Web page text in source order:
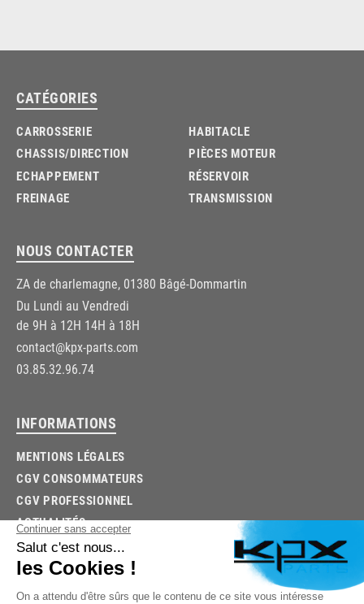
CATÉGORIES
CARROSSERIE
CHASSIS/DIRECTION
ECHAPPEMENT
FREINAGE
HABITACLE
PIÈCES MOTEUR
RÉSERVOIR
TRANSMISSION
NOUS CONTACTER
ZA de charlemagne, 01380 Bâgé-Dommartin
Du Lundi au Vendredi
de 9H à 12H 14H à 18H
contact@kpx-parts.com
03.85.32.96.74
INFORMATIONS
MENTIONS LÉGALES
CGV CONSOMMATEURS
CGV PROFESSIONNEL
ACTUALITÉS